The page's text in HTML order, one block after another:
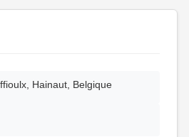
Hainaut, Belgique